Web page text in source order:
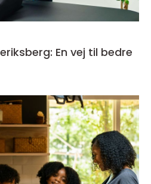
En vej til bedre